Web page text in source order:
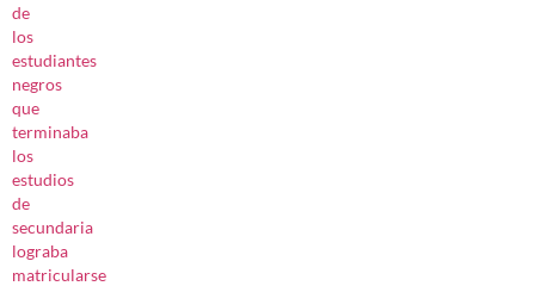
de
los
estudiantes
negros
que
terminaba
los
estudios
de
secundaria
lograba
matricularse